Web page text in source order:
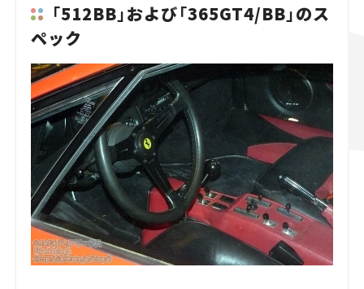
「512BB」および「365GT4/BB」のス
ペック